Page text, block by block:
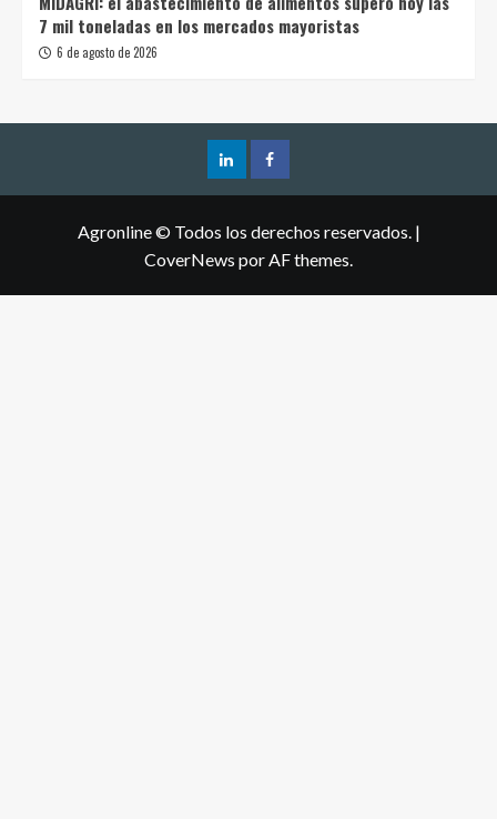
7 mil toneladas en los mercados mayoristas
6 de agosto de 2026
Agronline © Todos los derechos reservados. |
CoverNews por AF themes.